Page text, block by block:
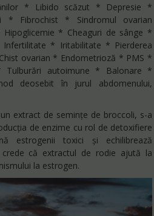
* Libido scăzut * Depresie *
* Fibrochist * Sindromul ovarian
* Cheaguri de sânge *
Infertilitate * Iritabilitate * Pierderea
ovarian * Endometrioză * PMS *
Tulburări autoimune * Balonare *
deosebit în jurul abdomenului,
extract de semințe de broccoli, s-a
de enzime cu rol de detoxifiere
estrogenii toxici și echilibrează
că extractul de rodie ajută la
la estrogen.